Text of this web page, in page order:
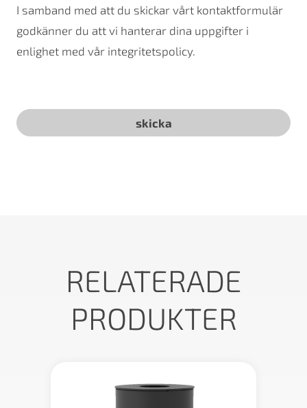
I samband med att du skickar vårt kontaktformulär
godkänner du att vi hanterar dina uppgifter i
enlighet med vår integritetspolicy.
RELATERADE
PRODUKTER